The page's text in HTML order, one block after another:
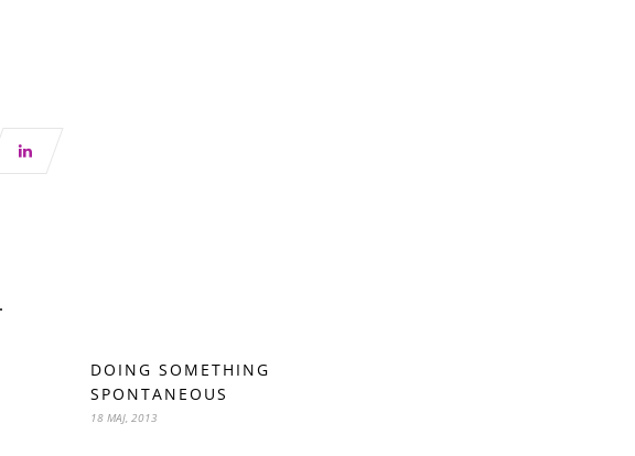
DOING SOMETHING
SPONTANEOUS
18 MAJ, 2013